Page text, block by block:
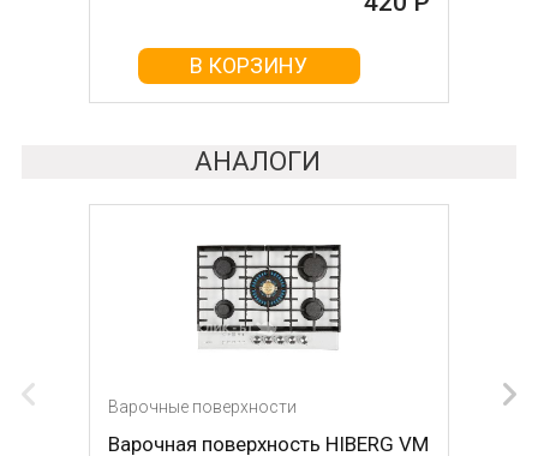
В КОРЗИНУ
В КОРЗИНУ
АНАЛОГИ
Варочные поверхности
Варочная поверхность HIBERG VM
Варочные поверхности
Варочная поверхность HIBERG VM